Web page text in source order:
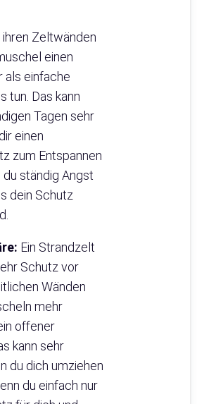
Zeltwänden
einen
als einfache
tun. Das kann
Tagen sehr
einen
zum Entspannen
ständig Angst
dein Schutz
Ein Strandzelt
Schutz vor
Wänden
mehr
offener
kann sehr
du dich umziehen
du einfach nur